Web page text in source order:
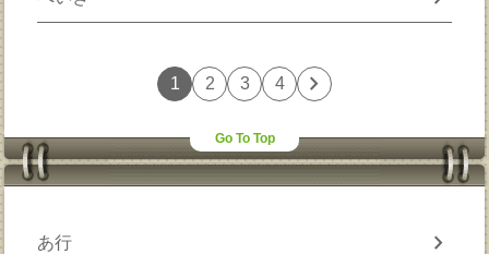
1 2 3 4 chevron_right
Go To Top
あ行 chevron_right